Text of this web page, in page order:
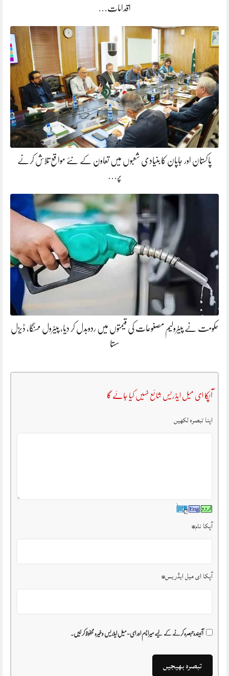
اقدامات…
پاکستان اور جاپان کا بنیادی شعبوں میں تعاون کے نئے مواقع تلاش کرنے
پر…
حکومت نے پیٹرولیم مصنوعات کی قیمتوں میں ردوبدل کر دیا، پیٹرول مہنگا، ڈیزل
سستا
آپکا ای میل ایڈریس شائع نہیں کیا جائے گا
اپنا تبصرہ لکھیں
آپکا نام*
آپکا ای میل ایڈریس*
آئیندہ تبصرہ کرنے کے لیے میرا نام اور ای-میل ایڈریس وغیرہ محفوظ کر لیں۔